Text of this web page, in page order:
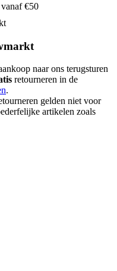
€50
naar ons terugsturen
retourneren in de
.
gelden niet voor
artikelen zoals